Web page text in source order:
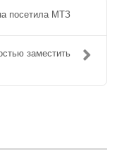
посетила МТЗ
заместить